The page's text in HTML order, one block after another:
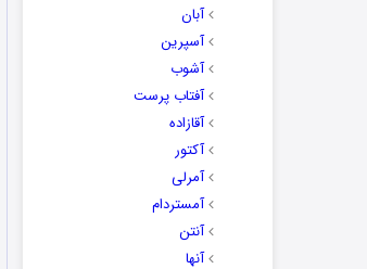
آبان
آسپرین
آشوب
آفتاب پرست
آقازاده
آکتور
آمرلی
آمستردام
آنتن
آنها